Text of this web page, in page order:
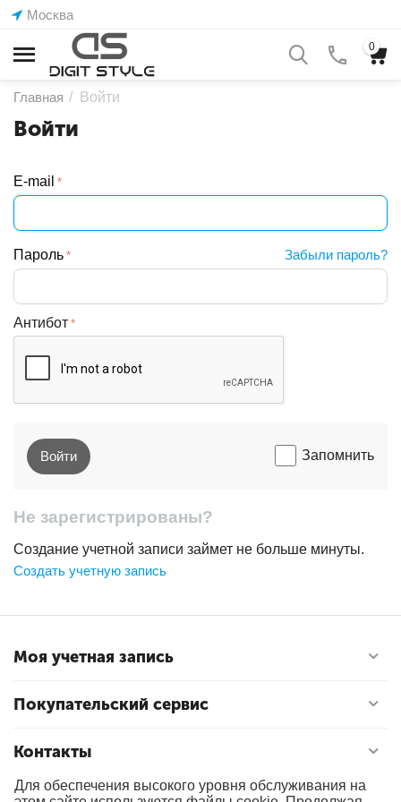
Москва
0
Главная / Войти
Войти
E-mail
Пароль Забыли пароль?
Антибот
Запомнить
Войти
Не зарегистрированы?
Создание учетной записи займет не больше минуты.
Создать учетную запись
Моя учетная запись
Покупательский сервис
Контакты
Для обеспечения высокого уровня обслуживания на